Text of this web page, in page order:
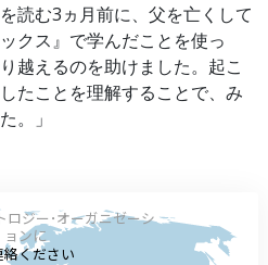
読む3ヵ月前に、父を亡くして
クス』で学んだことを使っ
越えるのを助けました。起こ
たことを理解することで、み
。」
ロジー･オーガニゼーシ
ョンに
絡ください